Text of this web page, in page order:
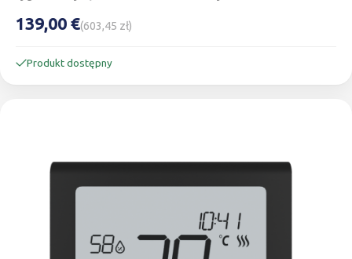
139,00 €(603,45 zł)
Produkt dostępny